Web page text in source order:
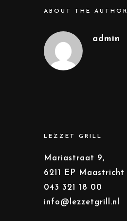
ABOUT THE AUTHOR
admin
LEZZET GRILL
Mariastraat 9,
6211 EP Maastricht
043 321 18 00
info@lezzetgrill.nl